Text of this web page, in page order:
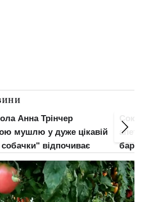
Анна Трінчер
мушлю у дуже цікавій
відпочиває